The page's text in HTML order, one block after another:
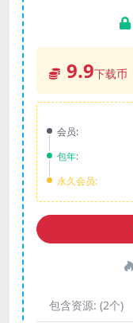
9.9下载币
会员:
包年:
永久会员:
包含资源: (2个)